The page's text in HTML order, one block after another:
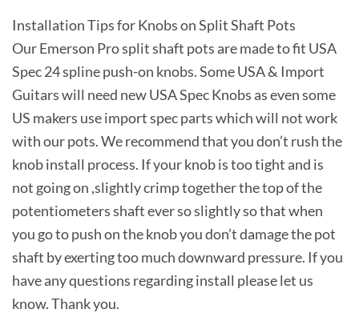
Installation Tips for Knobs on Split Shaft Pots
Our Emerson Pro split shaft pots are made to fit USA
Spec 24 spline push-on knobs. Some USA & Import
Guitars will need new USA Spec Knobs as even some
US makers use import spec parts which will not work
with our pots. We recommend that you don’t rush the
knob install process. If your knob is too tight and is
not going on ,slightly crimp together the top of the
potentiometers shaft ever so slightly so that when
you go to push on the knob you don’t damage the pot
shaft by exerting too much downward pressure. If you
have any questions regarding install please let us
know. Thank you.